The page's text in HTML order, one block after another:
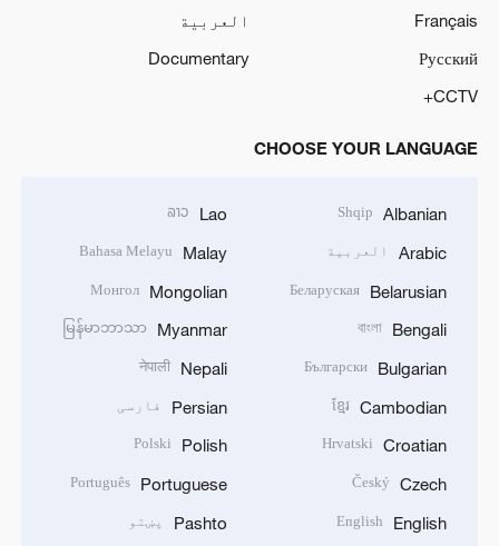
Français
العربية
Русский
Documentary
CCTV+
CHOOSE YOUR LANGUAGE
Albanian
Shqip
Arabic العربية
Belarusian
Беларуская
Bengali
বাংলা
Bulgarian
Български
Cambodian
ខ្មែរ
Croatian
Hrvatski
Czech
Český
English
English
Lao
ລາວ
Malay
Bahasa Melayu
Mongolian
Монгол
Myanmar
မြန်မာဘာသာ
Nepali
नेपाली
Persian فارسی
Polish
Polski
Portuguese
Português
Pashto پښتو